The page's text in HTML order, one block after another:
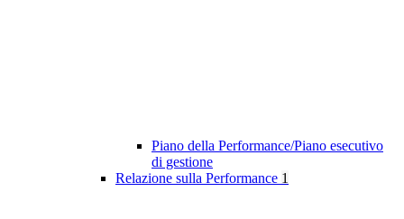
Piano della Performance/Piano esecutivo
di gestione
Relazione sulla Performance 1